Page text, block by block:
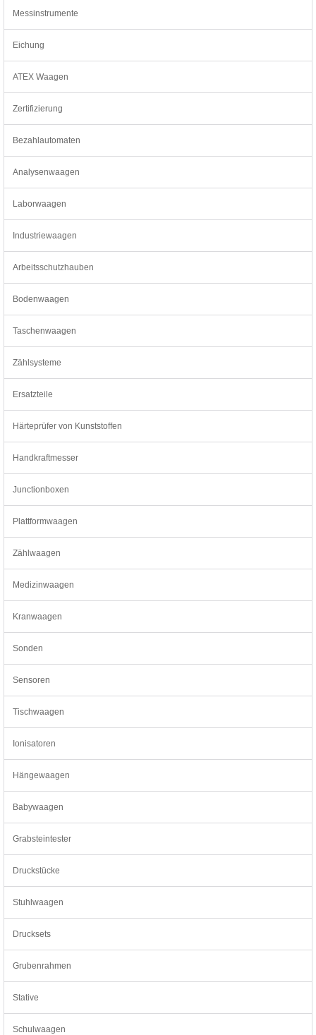
Messinstrumente
Eichung
ATEX Waagen
Zertifizierung
Bezahlautomaten
Analysenwaagen
Laborwaagen
Industriewaagen
Arbeitsschutzhauben
Bodenwaagen
Taschenwaagen
Zählsysteme
Ersatzteile
Härteprüfer von Kunststoffen
Handkraftmesser
Junctionboxen
Plattformwaagen
Zählwaagen
Medizinwaagen
Kranwaagen
Sonden
Sensoren
Tischwaagen
Ionisatoren
Hängewaagen
Babywaagen
Grabsteintester
Druckstücke
Stuhlwaagen
Drucksets
Grubenrahmen
Stative
Schulwaagen